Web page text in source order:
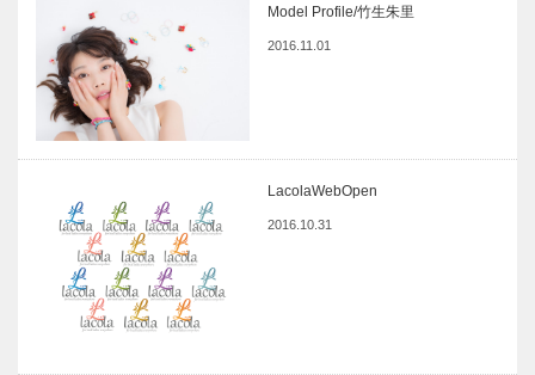
Model Profile/竹生朱里
2016.11.01
LacolaWebOpen
2016.10.31